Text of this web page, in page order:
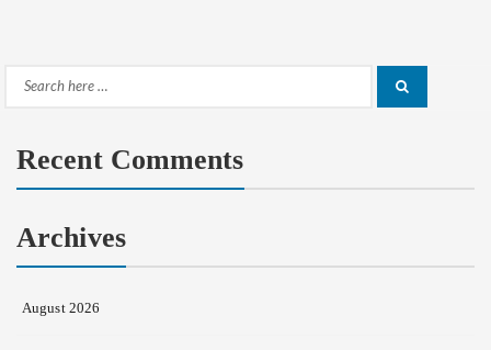
Search
Recent Comments
Archives
August 2026